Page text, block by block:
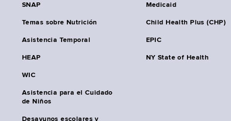
SNAP
Temas sobre Nutrición
Asistencia Temporal
HEAP
WIC
Asistencia para el Cuidado
de Niños
Desayunos escolares y
Medicaid
Child Health Plus (CHP)
EPIC
NY State of Health